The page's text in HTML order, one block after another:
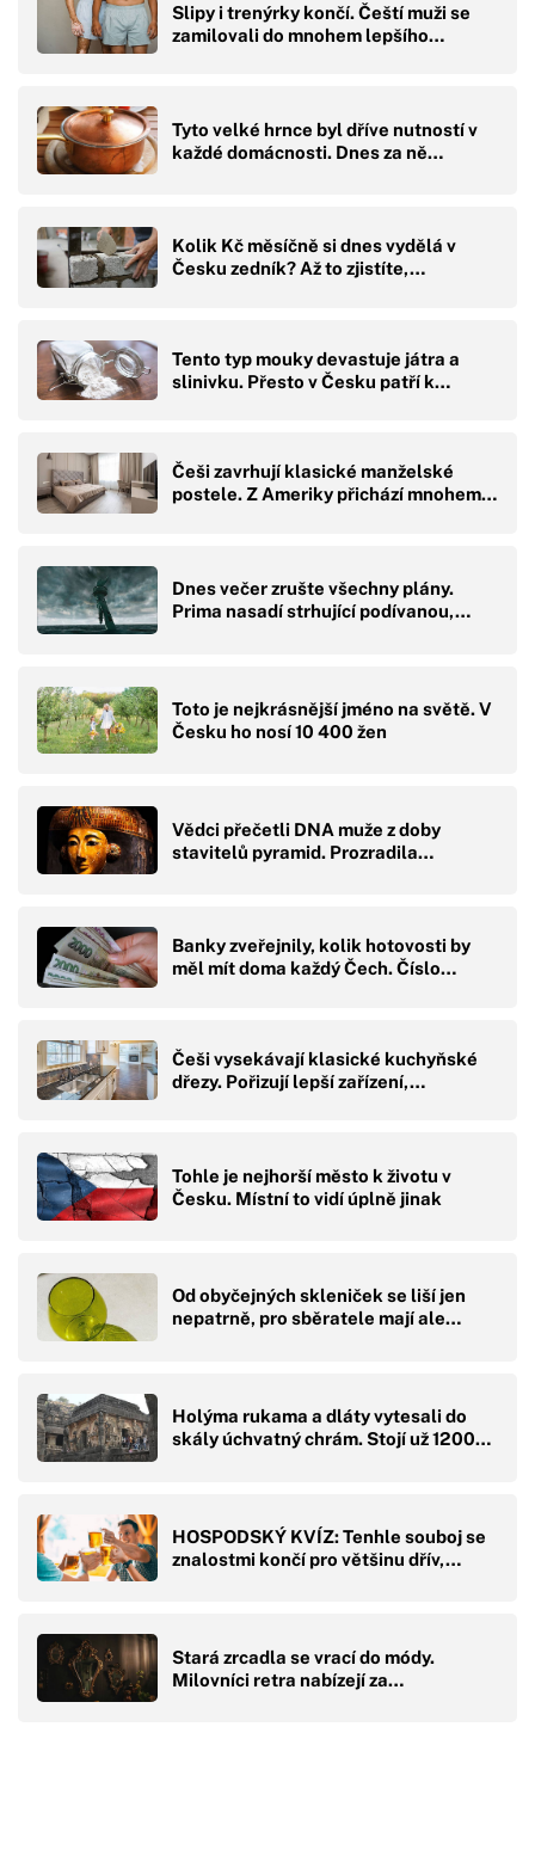
Slipy i trenýrky končí. Čeští muži se
zamilovali do mnohem lepšího…
Tyto velké hrnce byl dříve nutností v
každé domácnosti. Dnes za ně…
Kolik Kč měsíčně si dnes vydělá v
Česku zedník? Až to zjistíte,…
Tento typ mouky devastuje játra a
slinivku. Přesto v Česku patří k…
Češi zavrhují klasické manželské
postele. Z Ameriky přichází mnohem…
Dnes večer zrušte všechny plány.
Prima nasadí strhující podívanou,…
Toto je nejkrásnější jméno na světě. V
Česku ho nosí 10 400 žen
Vědci přečetli DNA muže z doby
stavitelů pyramid. Prozradila…
Banky zveřejnily, kolik hotovosti by
měl mít doma každý Čech. Číslo…
Češi vysekávají klasické kuchyňské
dřezy. Pořizují lepší zařízení,…
Tohle je nejhorší město k životu v
Česku. Místní to vidí úplně jinak
Od obyčejných skleniček se liší jen
nepatrně, pro sběratele mají ale…
Holýma rukama a dláty vytesali do
skály úchvatný chrám. Stojí už 1200…
HOSPODSKÝ KVÍZ: Tenhle souboj se
znalostmi končí pro většinu dřív,…
Stará zrcadla se vrací do módy.
Milovníci retra nabízejí za…